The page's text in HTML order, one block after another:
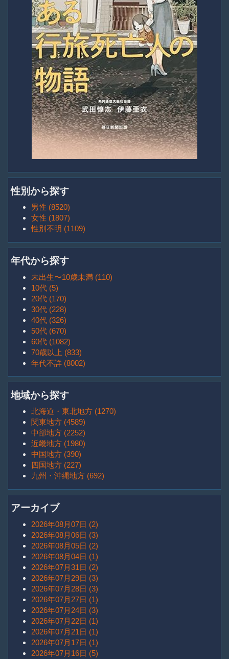
性別から探す
男性 (8520)
女性 (1807)
性別不明 (1109)
年代から探す
未出生〜10歳未満 (110)
10代 (5)
20代 (170)
30代 (228)
40代 (326)
50代 (670)
60代 (1082)
70歳以上 (833)
年代不詳 (8002)
地域から探す
北海道・東北地方 (1270)
関東地方 (4589)
中部地方 (2252)
近畿地方 (1980)
中国地方 (390)
四国地方 (227)
九州・沖縄地方 (692)
アーカイブ
2026年08月07日 (2)
2026年08月06日 (3)
2026年08月05日 (2)
2026年08月04日 (1)
2026年07月31日 (2)
2026年07月29日 (3)
2026年07月28日 (3)
2026年07月27日 (1)
2026年07月24日 (3)
2026年07月22日 (1)
2026年07月21日 (1)
2026年07月17日 (1)
2026年07月16日 (5)